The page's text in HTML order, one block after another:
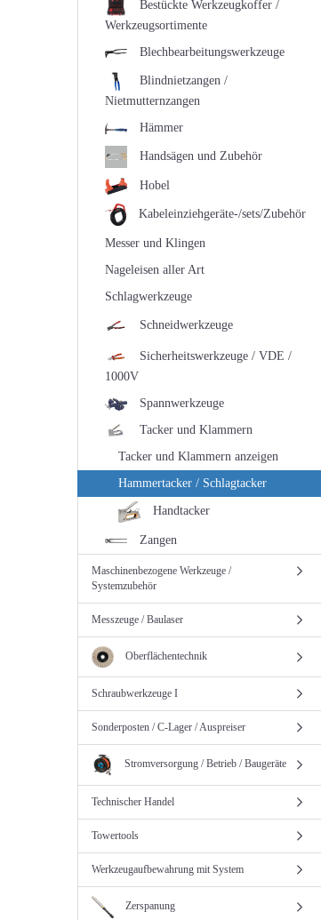
Bestückte Werkzeugkoffer /
Werkzeugsortimente
Blechbearbeitungswerkzeuge
Blindnietzangen /
Nietmutternzangen
Hämmer
Handsägen und Zubehör
Hobel
Kabeleinziehgeräte-/sets/Zubehör
Messer und Klingen
Nageleisen aller Art
Schlagwerkzeuge
Schneidwerkzeuge
Sicherheitswerkzeuge / VDE /
1000V
Spannwerkzeuge
Tacker und Klammern
Tacker und Klammern anzeigen
Hammertacker / Schlagtacker
Handtacker
Zangen
Maschinenbezogene Werkzeuge /
Systemzubehör
Messzeuge / Baulaser
Oberflächentechnik
Schraubwerkzeuge I
Sonderposten / C-Lager / Auspreiser
Stromversorgung / Betrieb / Baugeräte
Technischer Handel
Towertools
Werkzeugaufbewahrung mit System
Zerspanung